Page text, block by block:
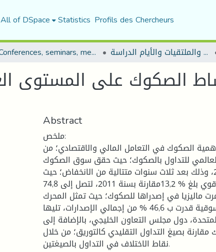
All of DSpace Statistics Profils des Chercheurs
Conferences, seminars, meetings, and study days المؤتمرات والندوات والملتقيات والأيام الدراسة
Abstract
ملخص:
الصكوك في التعامل المالي والاقتصادي؛ من
العالمي للتداول بالصكوك؛ حيث حقق سوق الصكوك
العالمية انتعاشا سنة 2016، وذلك بعد ثلاث سنوات متتالية من الانخفاض؛ حيث
بلغ ذروته سنة 2012 بنمو قوي بلغ % 13,2مقارنة بسنة 2011، لتصل إلى 74,8
ماليزيا في إصدراها للصكوك؛ حيث تمثل المحرك
الرئيسي، وبحصة سوقية قدرت ب 46,6 % من إجمالي الإصدارات، تليها
المتحدة، دول مجلس التعاون الخليجي، بالإضافة إلى
مقارنة بصيغ التداول التقليدي كالتوريق؛ من خلال
نقاط الاختلاف في التداول بالصيغتين.